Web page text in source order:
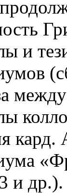
и
кард.
и др.).